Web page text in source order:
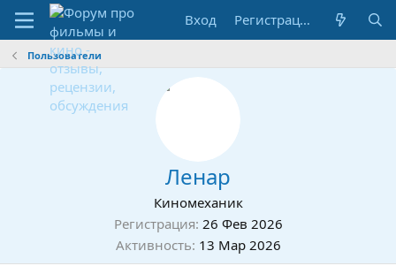
Вход Регистрация
Пользователи
Ленар
Киномеханик
Регистрация 26 Фев 2026
Активность 13 Мар 2026